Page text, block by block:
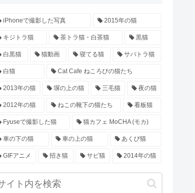
iPhoneで撮影した写真 2015年の猫
キジトラ猫 茶トラ猫・白茶猫 黒猫
白黒猫 猫動画 寝てる猫 サバトラ猫
白猫 Cat Cafe ねころびの猫たち
2013年の猫 塀の上の猫 三毛猫 夜の猫
2012年の猫 ねこの靴下の猫たち 看板猫
Fyuseで撮影した猫 猫カフェ MoCHA (モカ)
車の下の猫 車の上の猫 あくび猫
GIFアニメ 招き猫 サビ猫 2014年の猫